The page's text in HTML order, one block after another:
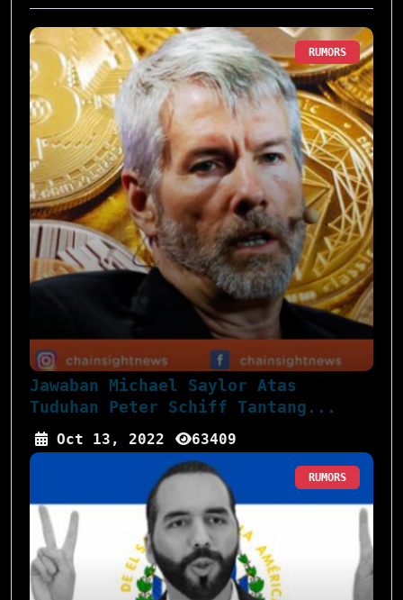
RUMORS
Jawaban Michael Saylor Atas
Tuduhan Peter Schiff Tantang...
Oct 13, 2022 63409
RUMORS